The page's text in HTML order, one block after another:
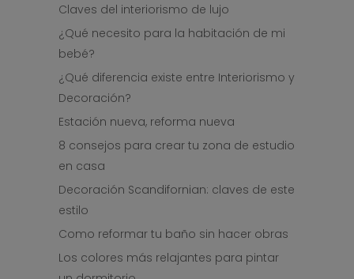
Claves del interiorismo de lujo
¿Qué necesito para la habitación de mi
bebé?
¿Qué diferencia existe entre Interiorismo y
Decoración?
Estación nueva, reforma nueva
8 consejos para crear tu zona de estudio
en casa
Decoración Scandifornian: claves de este
estilo
Como reformar tu baño sin hacer obras
Los colores más relajantes para pintar